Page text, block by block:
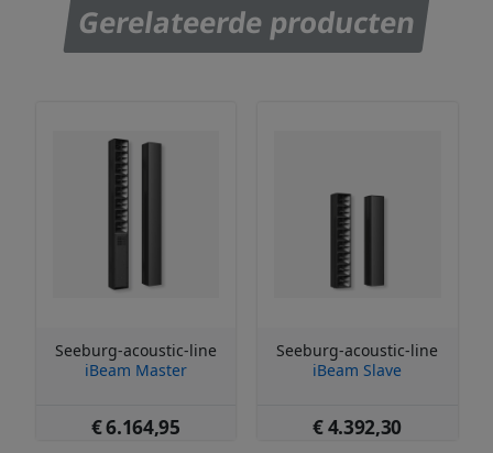
Gerelateerde producten
Seeburg-acoustic-line
iBeam Master
€ 6.164,95
Seeburg-acoustic-line
iBeam Slave
€ 4.392,30